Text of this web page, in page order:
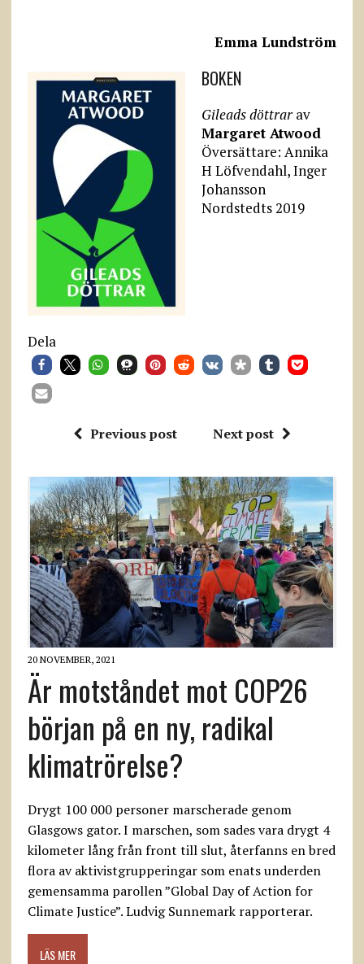
Emma Lundström
BOKEN
Gileads döttrarav
Margaret Atwood
Översättare: Annika
H Löfvendahl, Inger
Johansson
Nordstedts 2019
Dela
Previous post Next post
20 NOVEMBER, 2021
Är motståndet mot COP26
början på en ny, radikal
klimatrörelse?
Drygt 100 000 personer marscherade genom
Glasgows gator. I marschen, som sades vara drygt 4
kilometer lång från front till slut, återfanns en bred
flora av aktivistgrupperingar som enats underden
gemensamma parollen ”Global Day of Action for
Climate Justice”. Ludvig Sunnemark rapporterar.
LÄS MER